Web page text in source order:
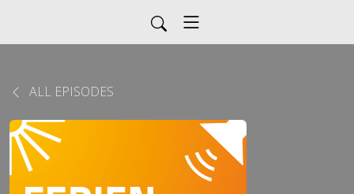
ALL EPISODES